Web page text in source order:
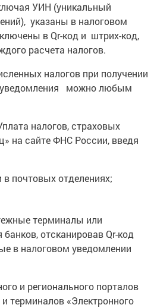
УИН (уникальный
указаны в налоговом
в Qr-код и штрих-код,
расчета налогов.
налогов при получении
уведомления можно любым
налогов, страховых
на сайте ФНС России, введя
почтовых отделениях;
терминалы или
отсканировав Qr-код
в налоговом уведомлении
и регионального порталов
терминалов «Электронного